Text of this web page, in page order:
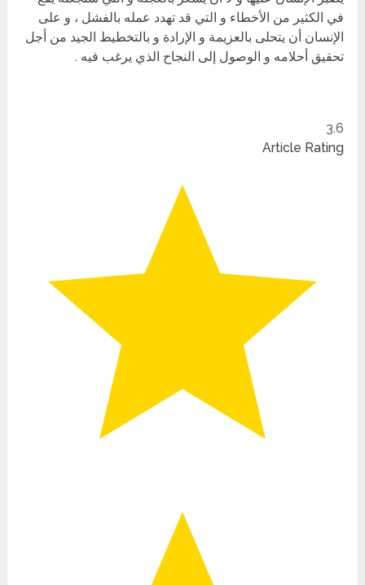
في الكثير من الأخطاء و التي قد تهدد عمله بالفشل ، و على
الإنسان أن يتحلى بالعزيمة و الإرادة و بالتخطيط الجيد من أجل
تحقيق أحلامه و الوصول إلى النجاح الذي يرغب فيه .
3.6
Article Rating